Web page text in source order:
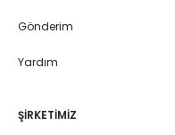
Gönderim
Yardım
ŞIRKETIMIZ